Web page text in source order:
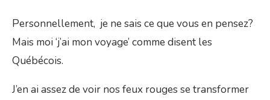
Personnellement, je ne sais ce que vous en pensez?
Mais moi ‘j’ai mon voyage’ comme disent les
Québécois.
J’en ai assez de voir nos feux rouges se transformer